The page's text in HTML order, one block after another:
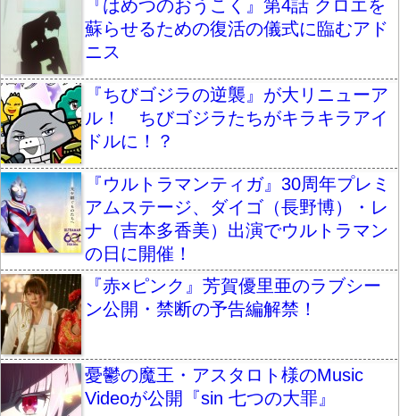
『はめつのおうこく』第4話 クロエを
蘇らせるための復活の儀式に臨むアド
ニス
『ちびゴジラの逆襲』が大リニューア
ル！ ちびゴジラたちがキラキラアイ
ドルに！？
『ウルトラマンティガ』30周年プレミ
アムステージ、ダイゴ（長野博）・レ
ナ（吉本多香美）出演でウルトラマン
の日に開催！
『赤×ピンク』芳賀優里亜のラブシー
ン公開・禁断の予告編解禁！
憂鬱の魔王・アスタロト様のMusic
Videoが公開『sin 七つの大罪』